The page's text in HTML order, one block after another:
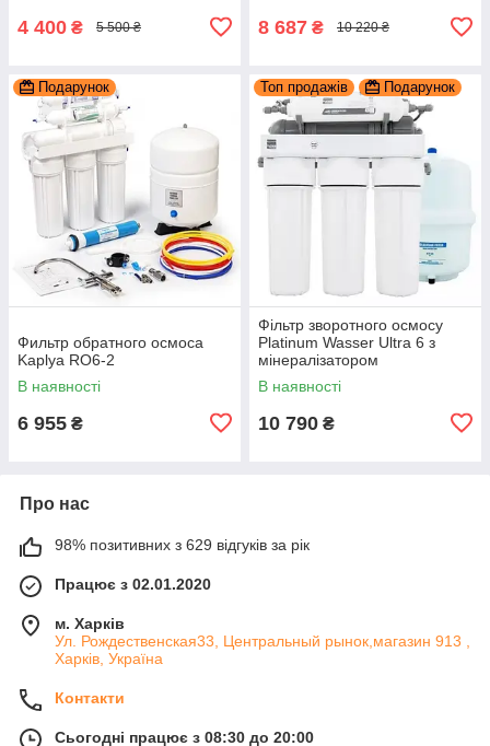
4 400 ₴ 5 500 ₴ 8 687 ₴ 10 220 ₴
Подарунок
Фильтр обратного осмоса
Kaplya RO6-2
В наявності
6 955 ₴
Топ продажів Подарунок
Фільтр зворотного осмосу
Platinum Wasser Ultra 6 з
мінералізатором
В наявності
10 790 ₴
Про нас
98% позитивних з 629 відгуків за рік
Працює з 02.01.2020
м. Харків
Ул. Рождественская33, Центральный рынок,магазин 913 ,
Харків, Україна
Контакти
Сьогодні працює з 08:30 до 20:00